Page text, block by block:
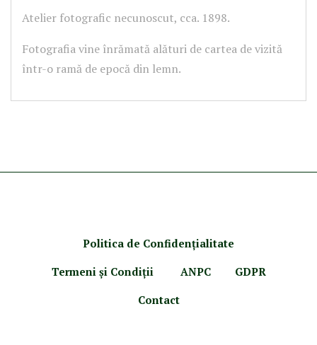
Atelier fotografic necunoscut, cca. 1898.
Fotografia vine înrămată alături de cartea de vizită
într-o ramă de epocă din lemn.
Politica de Confidenţialitate
Termeni şi Condiţii
ANPC
GDPR
Contact